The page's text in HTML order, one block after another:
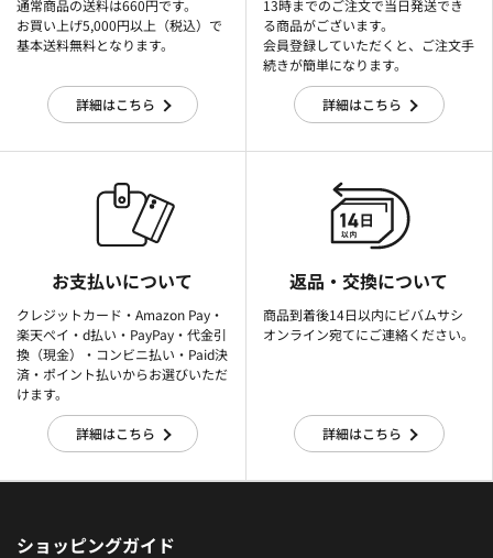
通常商品の送料は660円です。
お買い上げ5,000円以上（税込）で
基本送料無料となります。
詳細はこちら
13時までのご注文で当日発送でき
る商品がございます。
会員登録していただくと、ご注文手
続きが簡単になります。
詳細はこちら
お支払いについて
クレジットカード・Amazon Pay・
楽天ぺイ・d払い・PayPay・代金引
換（現金）・コンビニ払い・Paid決
済・ポイント払いからお選びいただ
けます。
詳細はこちら
返品・交換について
商品到着後14日以内にビバムサシ
オンライン宛てにご連絡ください。
詳細はこちら
ショッピングガイド